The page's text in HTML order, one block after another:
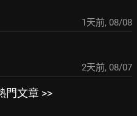
1天前, 08/08
2天前, 08/07
門文章 >>